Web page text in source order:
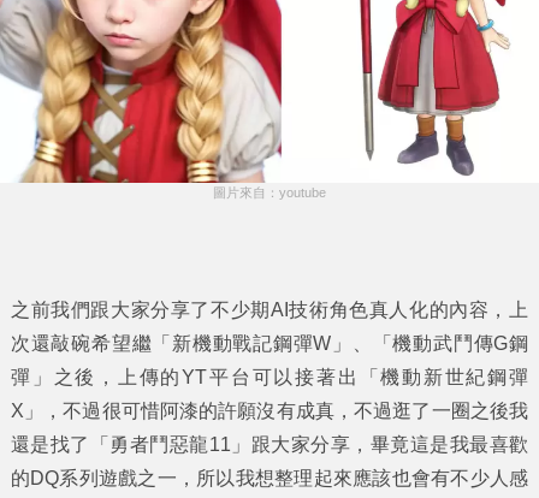
圖片來自：youtube
之前我們跟大家分享了不少期AI技術角色真人化的內容，上
次還敲碗希望繼「新機動戰記鋼彈W」、「機動武鬥傳G鋼
彈」之後，上傳的YT平台可以接著出「機動新世紀鋼彈
X」，不過很可惜阿漆的許願沒有成真，不過逛了一圈之後我
還是找了「 勇者鬥惡龍11 」跟大家分享，畢竟這是我最喜歡
的DQ系列遊戲之一，所以我想整理起來應該也會有不少人感